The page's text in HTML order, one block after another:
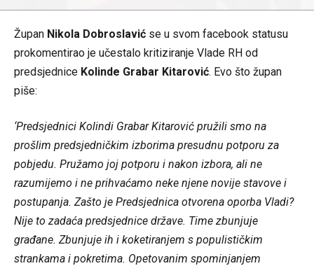
Župan Nikola Dobroslavić se u svom facebook statusu
prokomentirao je učestalo kritiziranje Vlade RH od
predsjednice Kolinde Grabar Kitarović. Evo što župan
piše:
‘Predsjednici Kolindi Grabar Kitarović pružili smo na
prošlim predsjedničkim izborima presudnu potporu za
pobjedu. Pružamo joj potporu i nakon izbora, ali ne
razumijemo i ne prihvaćamo neke njene novije stavove i
postupanja. Zašto je Predsjednica otvorena oporba Vladi?
Nije to zadaća predsjednice države. Time zbunjuje
građane. Zbunjuje ih i koketiranjem s populističkim
strankama i pokretima. Opetovanim spominjanjem